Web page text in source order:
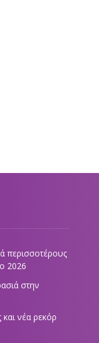
περισσοτέρους
2026
στην
νέα ρεκόρ